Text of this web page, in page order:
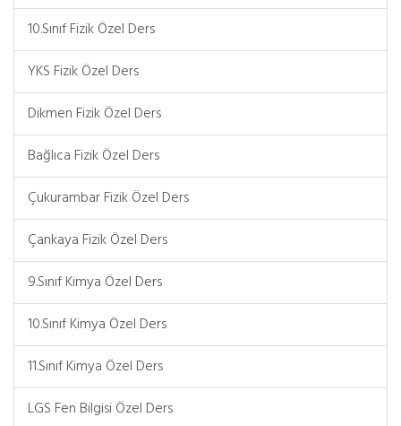
10.Sınıf Fizik Özel Ders
YKS Fizik Özel Ders
Dikmen Fizik Özel Ders
Bağlıca Fizik Özel Ders
Çukurambar Fizik Özel Ders
Çankaya Fizik Özel Ders
9.Sınıf Kimya Özel Ders
10.Sınıf Kimya Özel Ders
11.Sınıf Kimya Özel Ders
LGS Fen Bilgisi Özel Ders